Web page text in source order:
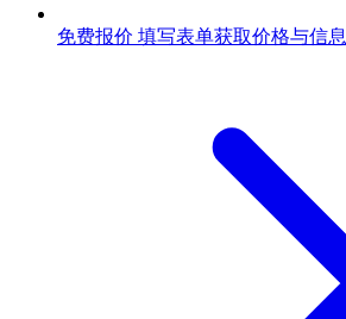
免费报价 填写表单获取价格与信息